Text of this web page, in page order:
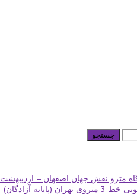
مترو نقش جهان اصفهان – اردیبهشت 1405